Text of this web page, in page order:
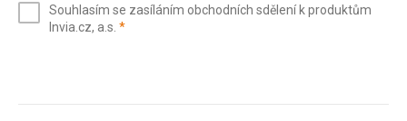
(povinné)
Souhlasím se zasíláním obchodních sdělení k produktům
Invia.cz, a.s. *(povinné)